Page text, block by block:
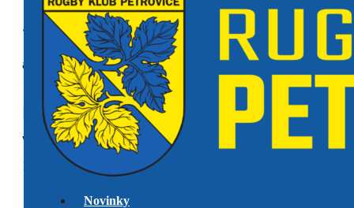
Novinky
« Všechny Akce
akce již proběhla.
RC Zlín vs RK Petrovice
venkovní utkání 1. liga
muži
1 května @ 14:00 16:00